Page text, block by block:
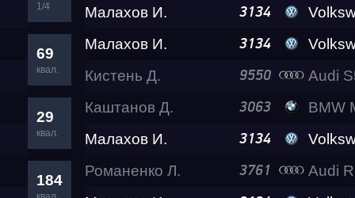
1/4
Малахов И.
3134 Volkswagen
69
квал.
Малахов И. 3134
Volkswagen
Кистень Д.
9550 Audi
29
квал.
Каштанов Д. 3063
BMW
Малахов И.
3134 Volkswagen
184
Романенко Л. 3761
Audi